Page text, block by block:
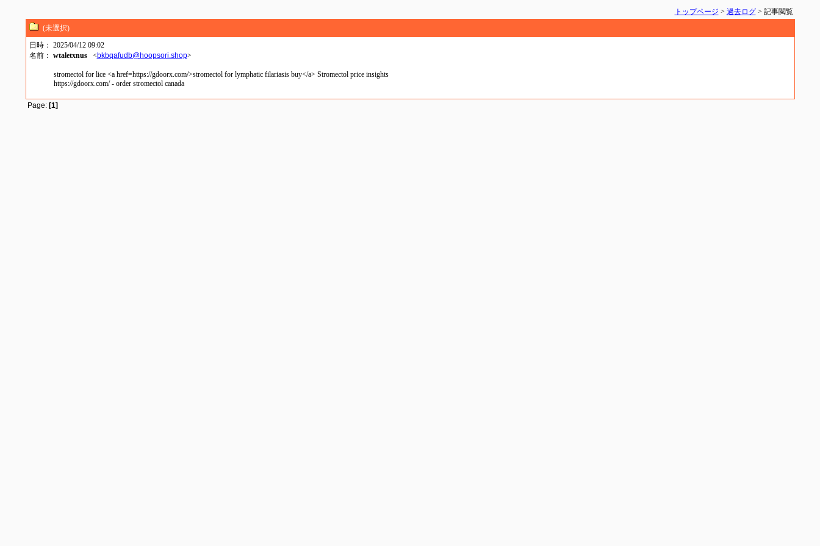
トップページ > 過去ログ> 記事閲覧
(未選択)
日時： 2025/04/12 09:02
名前： wtaletxnus<bkbqafudb@hoopsori.shop>
stromectol for lice <a href=https://gdoorx.com/>stromectol for lymphatic filariasis buy</a> Stromectol price insights
https://gdoorx.com/ - order stromectol canada
Page: [1]